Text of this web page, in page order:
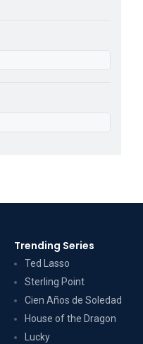
Trending Series
Ted Lasso
Sterling Point
Cien Años de Soledad
House of the Dragon
Lucky